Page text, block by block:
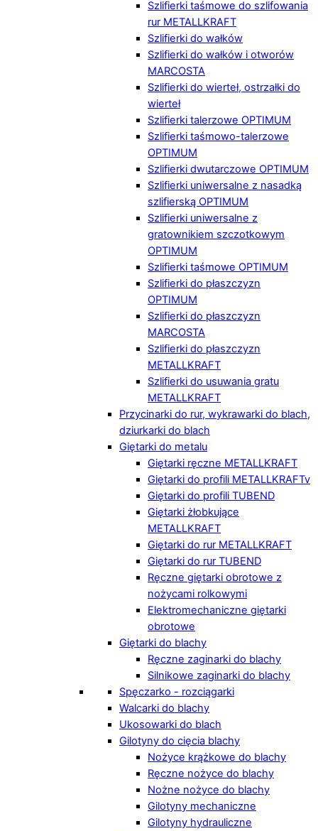
Szlifierki taśmowe do szlifowania
rur METALLKRAFT
Szlifierki do wałków
Szlifierki do wałków i otworów
MARCOSTA
Szlifierki do wierteł, ostrzałki do
wierteł
Szlifierki talerzowe OPTIMUM
Szlifierki taśmowo-talerzowe
OPTIMUM
Szlifierki dwutarczowe OPTIMUM
Szlifierki uniwersalne z nasadką
szlifierską OPTIMUM
Szlifierki uniwersalne z
gratownikiem szczotkowym
OPTIMUM
Szlifierki taśmowe OPTIMUM
Szlifierki do płaszczyzn
OPTIMUM
Szlifierki do płaszczyzn
MARCOSTA
Szlifierki do płaszczyzn
METALLKRAFT
Szlifierki do usuwania gratu
METALLKRAFT
Przycinarki do rur, wykrawarki do blach,
dziurkarki do blach
Giętarki do metalu
Giętarki ręczne METALLKRAFT
Giętarki do profili METALLKRAFTv
Giętarki do profili TUBEND
Giętarki żłobkujące
METALLKRAFT
Giętarki do rur METALLKRAFT
Giętarki do rur TUBEND
Ręczne giętarki obrotowe z
nożycami rolkowymi
Elektromechaniczne giętarki
obrotowe
Giętarki do blachy
Ręczne zaginarki do blachy
Silnikowe zaginarki do blachy
Spęczarko - rozciągarki
Walcarki do blachy
Ukosowarki do blach
Gilotyny do cięcia blachy
Nożyce krążkowe do blachy
Ręczne nożyce do blachy
Nożne nożyce do blachy
Gilotyny mechaniczne
Gilotyny hydrauliczne